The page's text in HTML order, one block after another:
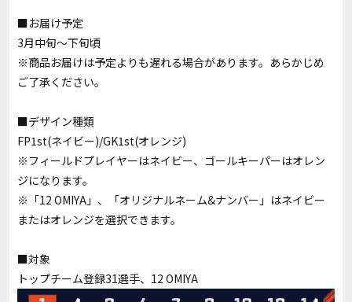
■お届け予定
3月中旬～下旬頃
※商品お届けは予定よりも遅れる場合があります。あらかじめ
ご了承ください。
■デザイン種類
FP1st(ネイビー)/GK1st(オレンジ)
※フィールドプレイヤーはネイビー、ゴールキーパーはオレン
ジになります。
※「12 OMIYA」、「オリジナルネーム&ナンバー」はネイビー
またはオレンジを選択できます。
■対象
トップチーム登録31選手、12 OMIYA